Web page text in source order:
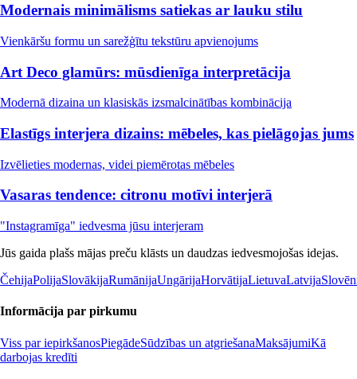
Modernais minimālisms satiekas ar lauku stilu
Vienkāršu formu un sarežģītu tekstūru apvienojums
Art Deco glamūrs: mūsdienīga interpretācija
Modernā dizaina un klasiskās izsmalcinātības kombinācija
Elastīgs interjera dizains: mēbeles, kas pielāgojas jums
Izvēlieties modernas, videi piemērotas mēbeles
Vasaras tendence: citronu motīvi interjerā
"Instagramīga" iedvesma jūsu interjeram
Jūs gaida plašs mājas preču klāsts un daudzas iedvesmojošas idejas.
ČehijaPolijaSlovākijaRumānijaUngārijaHorvātijaLietuvaLatvija
Informācija par pirkumu
Viss par iepirkšanosPiegādeSūdzības un atgriešanaMaksājumiKā
darbojas kredīti